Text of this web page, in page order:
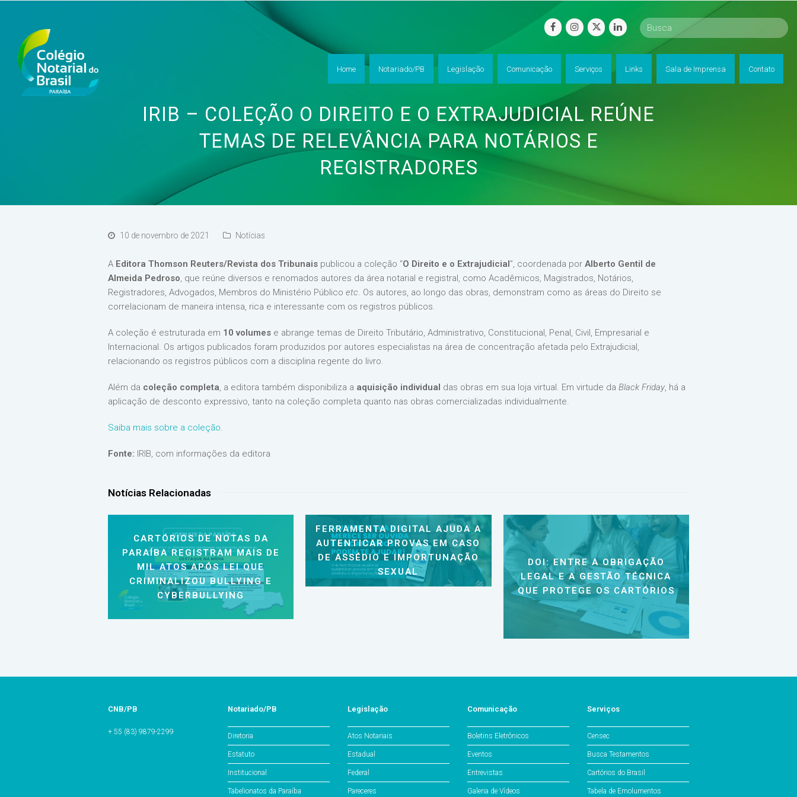
facebookinstagram
twitterlinkedin
Home Notariado/PB Legislação Comunicação Serviços Links Sala de Imprensa Contato
IRIB – COLEÇÃO O DIREITO E O EXTRAJUDICIAL REÚNE
TEMAS DE RELEVÂNCIA PARA NOTÁRIOS E
REGISTRADORES
10 de novembro de 2021 Notícias
A Editora Thomson Reuters/Revista dos Tribunais publicou a coleção “O Direito e o Extrajudicial”, coordenada por Alberto Gentil de
Almeida Pedroso, que reúne diversos e renomados autores da área notarial e registral, como Acadêmicos, Magistrados, Notários,
Registradores, Advogados, Membros do Ministério Público etc. Os autores, ao longo das obras, demonstram como as áreas do Direito se
correlacionam de maneira intensa, rica e interessante com os registros públicos.
A coleção é estruturada em 10 volumes e abrange temas de Direito Tributário, Administrativo, Constitucional, Penal, Civil, Empresarial e
Internacional. Os artigos publicados foram produzidos por autores especialistas na área de concentração afetada pelo Extrajudicial,
relacionando os registros públicos com a disciplina regente do livro.
Além da coleção completa, a editora também disponibiliza a aquisição individual das obras em sua loja virtual. Em virtude da Black Friday, há a
aplicação de desconto expressivo, tanto na coleção completa quanto nas obras comercializadas individualmente.
Saiba mais sobre a coleção.
Fonte: IRIB, com informações da editora
Notícias Relacionadas
CARTÓRIOS DE NOTAS DA
PARAÍBA REGISTRAM MAIS DE
MIL ATOS APÓS LEI QUE
CRIMINALIZOU BULLYING E
CYBERBULLYING
FERRAMENTA DIGITAL AJUDA A
AUTENTICAR PROVAS EM CASO
DE ASSÉDIO E IMPORTUNAÇÃO
SEXUAL
DOI: ENTRE A OBRIGAÇÃO
LEGAL E A GESTÃO TÉCNICA
QUE PROTEGE OS CARTÓRIOS
CNB/PB
+ 55 (83) 9879-2299
Notariado/PB
Diretoria
Estatuto
Institucional
Tabelionatos da Paraíba
Legislação
Atos Notariais
Estadual
Federal
Pareceres
Comunicação
Boletins Eletrônicos
Eventos
Entrevistas
Galeria de Vídeos
Serviços
Censec
Busca Testamentos
Cartórios do Brasil
Tabela de Emolumentos